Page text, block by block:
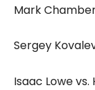
Mark
Sergey
Isaac Lowe